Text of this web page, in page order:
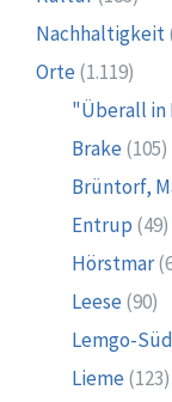
Nachhaltigkeit
Orte (1.119)
"Überall in
Brake (105)
Brüntorf,
Entrup (49)
Hörstmar
Leese (90)
Lemgo-Süd
Lieme (123)